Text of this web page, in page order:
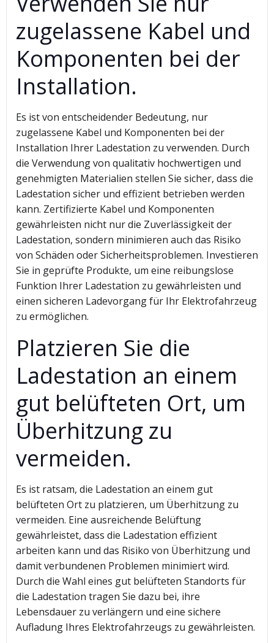
zugelassene Kabel und
Komponenten bei der
Installation.
Es ist von entscheidender Bedeutung, nur
zugelassene Kabel und Komponenten bei der
Installation Ihrer Ladestation zu verwenden. Durch
die Verwendung von qualitativ hochwertigen und
genehmigten Materialien stellen Sie sicher, dass die
Ladestation sicher und effizient betrieben werden
kann. Zertifizierte Kabel und Komponenten
gewährleisten nicht nur die Zuverlässigkeit der
Ladestation, sondern minimieren auch das Risiko
von Schäden oder Sicherheitsproblemen. Investieren
Sie in geprüfte Produkte, um eine reibungslose
Funktion Ihrer Ladestation zu gewährleisten und
einen sicheren Ladevorgang für Ihr Elektrofahrzeug
zu ermöglichen.
Platzieren Sie die
Ladestation an einem
gut belüfteten Ort, um
Überhitzung zu
vermeiden.
Es ist ratsam, die Ladestation an einem gut
belüfteten Ort zu platzieren, um Überhitzung zu
vermeiden. Eine ausreichende Belüftung
gewährleistet, dass die Ladestation effizient
arbeiten kann und das Risiko von Überhitzung und
damit verbundenen Problemen minimiert wird.
Durch die Wahl eines gut belüfteten Standorts für
die Ladestation tragen Sie dazu bei, ihre
Lebensdauer zu verlängern und eine sichere
Aufladung Ihres Elektrofahrzeugs zu gewährleisten.